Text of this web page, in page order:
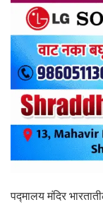
पद्मालय मंदिर